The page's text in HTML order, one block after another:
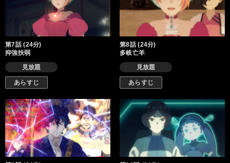
第7話 (24分)
抑強扶弱
見放題
あらすじ
第8話 (24分)
多岐亡羊
見放題
あらすじ